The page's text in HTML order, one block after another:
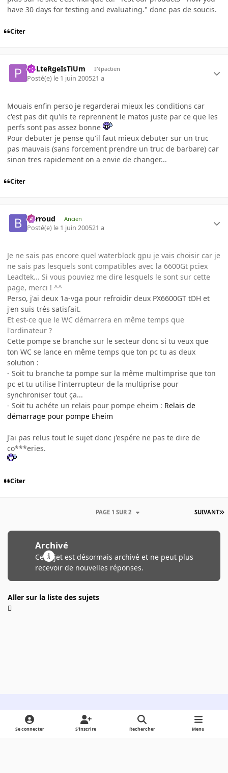
have 30 days for testing and evaluating." donc pas de soucis.
Citer
PoLteRgeIsTiUm INpactien
Posté(e) le 1 juin 200521 a
Mouais enfin perso je regarderai mieux les conditions car
c'est pas dit qu'ils te reprennent le matos juste par ce que les
perfs sont pas assez bonne
Pour debuter je pense qu'il faut mieux debuter sur un truc
pas mauvais (sans forcement prendre un truc de barbare) car
sinon tres rapidement on a envie de changer...
Citer
Barroud Ancien
Posté(e) le 1 juin 200521 a
Je ne sais pas encore quel waterblock gpu je vais choisir car je
ne sais pas lesquels sont compatibles avec la 6600Gt pciex
Leadtek... Si vous pouviez me dire lesquels le sont sur cette
page, merci ! ^^
Perso, j'ai deux 1a-vga pour refroidir deux PX6600GT tDH et
j'en suis trés satisfait.
Et est-ce que le WC démarrera en même temps que
l'ordinateur ?
Cette pompe se branche sur le secteur donc si tu veux que
ton WC se lance en même temps que ton pc tu as deux
solution :
- Soit tu branche ta pompe sur la même multimprise que ton
pc et tu utilise l'interrupteur de la multiprise pour
synchroniser tout ça...
- Soit tu achéte un relais pour pompe eheim : Relais de
démarrage pour pompe Eheim
J'ai pas relus tout le sujet donc j'espére ne pas te dire de
co***eries.
Citer
SUIVANT
PAGE 1 SUR 2
Archivé
Ce sujet est désormais archivé et ne peut plus
recevoir de nouvelles réponses.
Aller sur la liste des sujets
Light ModeDark ModeSystem Preference
Se connecter S’inscrire Rechercher Menu